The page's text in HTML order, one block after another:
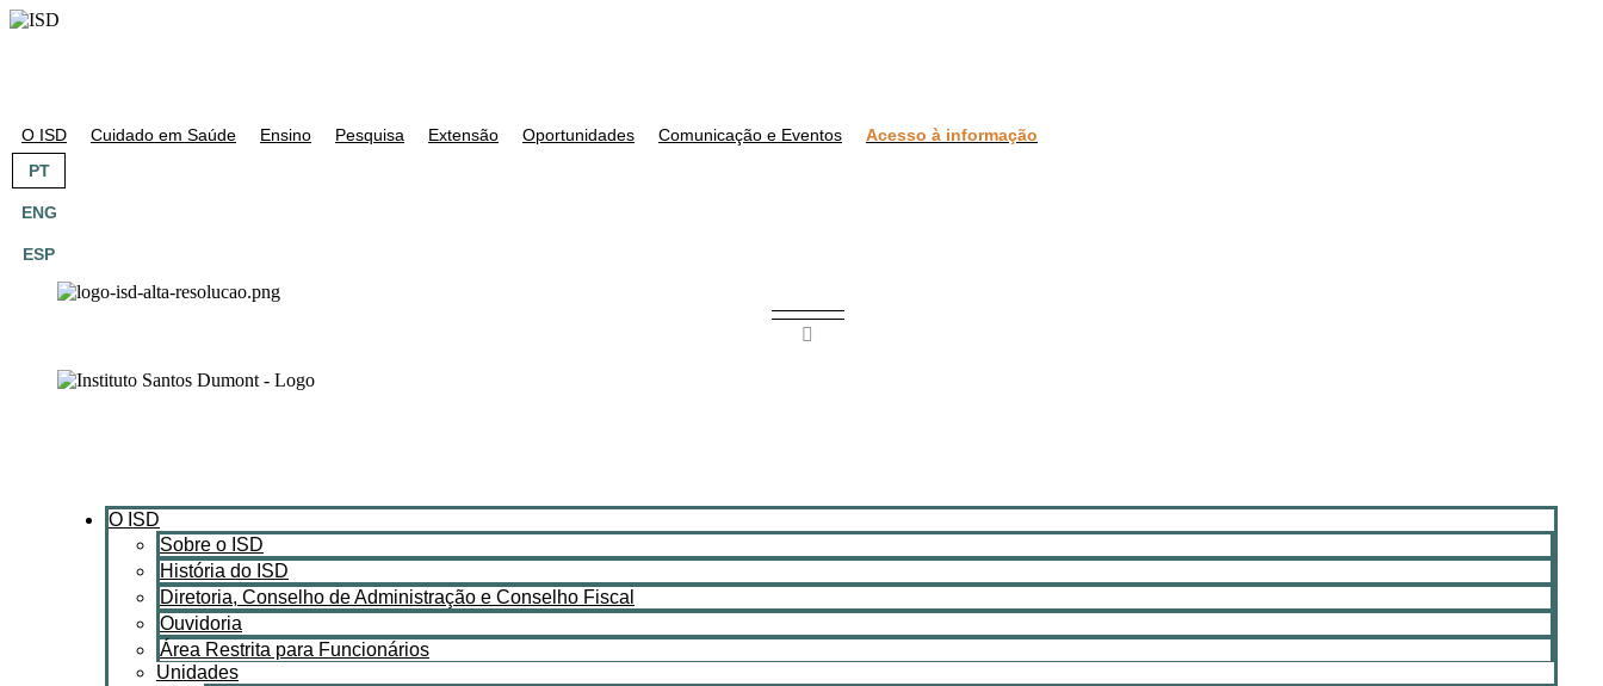
O ISD Cuidado em Saúde Ensino Pesquisa Extensão Oportunidades Comunicação e Eventos
Acesso à informação
PT
ENG
ESP
O ISD
Sobre o ISD
História do ISD
Diretoria, Conselho de Administração e Conselho Fiscal
Ouvidoria
Área Restrita para Funcionários
Unidades